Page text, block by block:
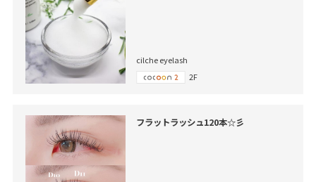
cilche eyelash
2F
フラットラッシュ120本☆彡